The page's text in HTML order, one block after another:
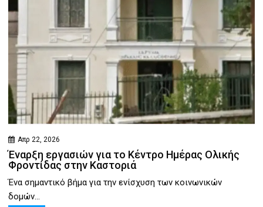
Απρ 22, 2026
Έναρξη εργασιών για το Κέντρο Ημέρας Ολικής
Φροντίδας στην Καστοριά
Ένα σημαντικό βήμα για την ενίσχυση των κοινωνικών
δομών...